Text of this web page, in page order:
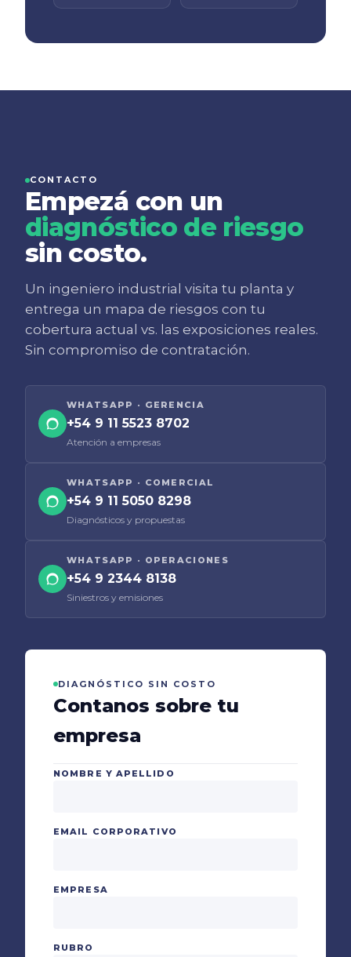
CONTACTO
Empezá con un
diagnóstico de riesgo
sin costo.
Un ingeniero industrial visita tu planta y
entrega un mapa de riesgos con tu
cobertura actual vs. las exposiciones reales.
Sin compromiso de contratación.
WHATSAPP · GERENCIA
+54 9 11 5523 8702
Atención a empresas
WHATSAPP · COMERCIAL
+54 9 11 5050 8298
Diagnósticos y propuestas
WHATSAPP · OPERACIONES
+54 9 2344 8138
Siniestros y emisiones
DIAGNÓSTICO SIN COSTO
Contanos sobre tu
empresa
NOMBRE Y APELLIDO
EMAIL CORPORATIVO
EMPRESA
RUBRO